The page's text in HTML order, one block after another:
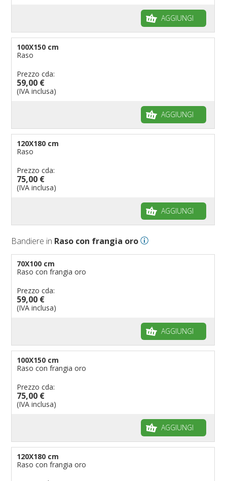
AGGIUNGI
100X150 cm
Raso
Prezzo cda:
59,00 €
(IVA inclusa)
AGGIUNGI
120X180 cm
Raso
Prezzo cda:
75,00 €
(IVA inclusa)
AGGIUNGI
Bandiere in Raso con frangia oro
70X100 cm
Raso con frangia oro
Prezzo cda:
59,00 €
(IVA inclusa)
AGGIUNGI
100X150 cm
Raso con frangia oro
Prezzo cda:
75,00 €
(IVA inclusa)
AGGIUNGI
120X180 cm
Raso con frangia oro